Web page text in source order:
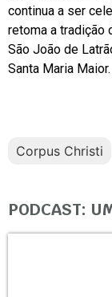
continua a ser
retoma a tradição
São João de
Santa Maria Maior.
Corpus Christi
PODCAST: